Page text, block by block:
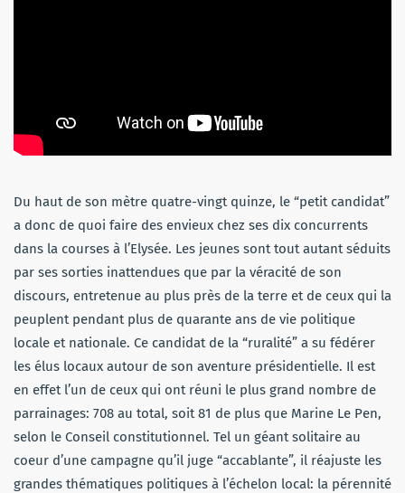
Du haut de son mètre quatre-vingt quinze, le “petit candidat”
a donc de quoi faire des envieux chez ses dix concurrents
dans la courses à l’Elysée. Les jeunes sont tout autant séduits
par ses sorties inattendues que par la véracité de son
discours, entretenue au plus près de la terre et de ceux qui la
peuplent pendant plus de quarante ans de vie politique
locale et nationale. Ce candidat de la “ruralité” a su fédérer
les élus locaux autour de son aventure présidentielle. Il est
en effet l’un de ceux qui ont réuni le plus grand nombre de
parrainages: 708 au total, soit 81 de plus que Marine Le Pen,
selon le Conseil constitutionnel. Tel un géant solitaire au
coeur d’une campagne qu’il juge “accablante”, il réajuste les
grandes thématiques politiques à l’échelon local: la pérennité